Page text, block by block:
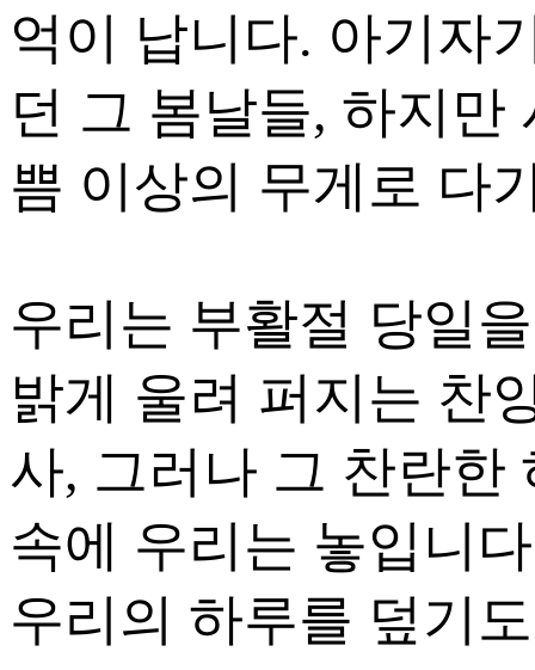
억이 납니다. 아기자
던 그 봄날들, 하지만
쁨 이상의 무게로 다
우리는 부활절 당일
밝게 울려 퍼지는 찬
사, 그러나 그 찬란한
속에 우리는 놓입니
우리의 하루를 덮기